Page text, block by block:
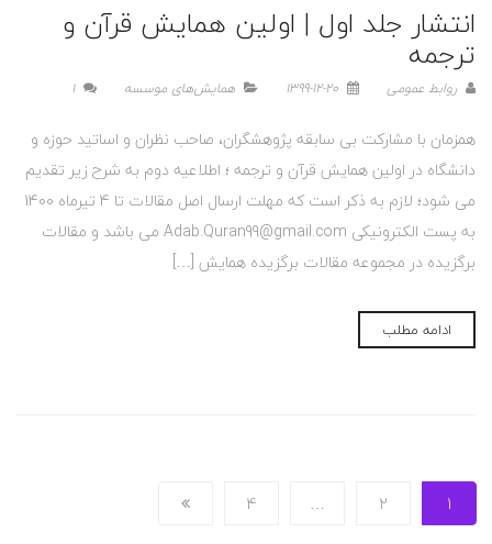
انتشار جلد اول | اولین همایش قرآن و
ترجمه
روابط عمومی همایش‌های موسسه 1
همزمان با مشارکت بی سابقه پژوهشگران، صاحب نظران و اساتید حوزه و
دانشگاه در اولین همایش قرآن و ترجمه ؛ اطلاعیه دوم به شرح زیر تقدیم
می شود؛ لازم به ذکر است که مهلت ارسال اصل مقالات تا 4 تیرماه 1400
به پست الکترونیکی Adab.Quran99@gmail.com می باشد و مقالات
برگزیده در مجموعه مقالات برگزیده همایش […]
ادامه مطلب
1
2
…
4